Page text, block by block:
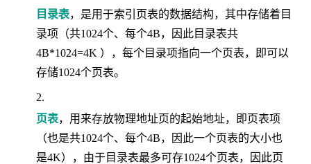
目录表，是用于索引页表的数据结构，其中存储着目
录项（共1024个、每个4B，因此目录表共
4B*1024=4K ），每个目录项指向一个页表，即可以
存储1024个页表。
页表，用来存放物理地址页的起始地址，即页表项
（也是共1024个、每个4B，因此一个页表的大小也
是4K），由于目录表最多可存1024个页表，因此页